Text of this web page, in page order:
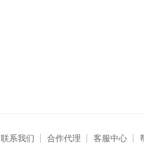
联系我们 ┊合作代理 ┊客服中心 ┊